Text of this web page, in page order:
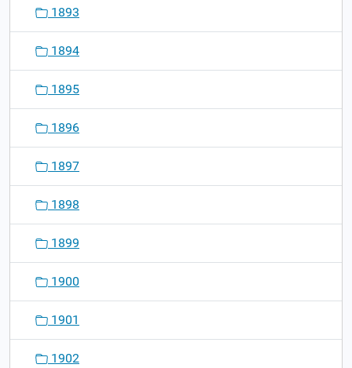
1893
1894
1895
1896
1897
1898
1899
1900
1901
1902